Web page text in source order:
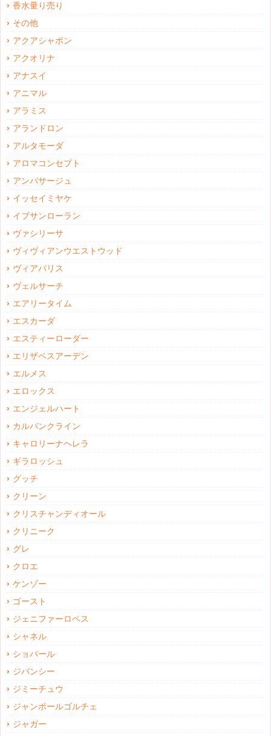
香水量り売り
その他
アクアシャボン
アクオリナ
アナスイ
アニマル
アラミス
アランドロン
アルタモーダ
アロマコンセプト
アンパサージュ
イッセイミヤケ
イブサンローラン
ヴァシリーサ
ヴィヴィアンウエストウッド
ヴィアパリス
ヴェルサーチ
エアリータイム
エスカーダ
エスティーローダー
エリザベスアーデン
エルメス
エロックス
エンジェルハート
カルバンクライン
キャロリーナヘレラ
ギラロッシュ
グッチ
クリーン
クリスチャンディオール
クリニーク
グレ
クロエ
ケンゾー
ゴースト
ジェニファーロペス
シャネル
ショパール
ジバンシー
ジミーチュウ
ジャンポールゴルチェ
ジャガー